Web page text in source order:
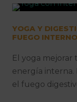
YOGA Y
FUEGO INTERNO
El yoga
energía interna.
el fuego